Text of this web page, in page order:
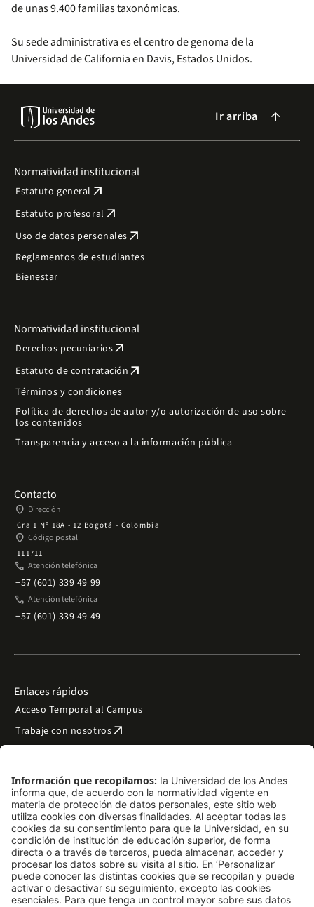
de unas 9.400 familias taxonómicas.
Su sede administrativa es el centro de genoma de la
Universidad de California en Davis, Estados Unidos.
Ir arriba arrow_forward
Normatividad institucional
Estatuto general arrow_outward
Estatuto profesoral arrow_outward
Uso de datos personales arrow_outward
Reglamentos de estudiantes
Bienestar
Normatividad institucional
Derechos pecuniariosarrow_outward
Estatuto de contratación arrow_outward
Términos y condiciones
Política de derechos de autor y/o autorización de uso sobre
los contenidos
Transparencia y acceso a la información pública
Contacto
place Dirección
Cra 1 Nº 18A - 12 Bogotá - Colombia
place Código postal
111711
phone Atención telefónica
+57 (601) 339 49 99
phone Atención telefónica
+57 (601) 339 49 49
Enlaces rápidos
Acceso Temporal al Campus
Trabaje con nosotrosarrow_outward
Preguntas frecuentes
Filantropía y donacionesarrow_outward
Mapa del sitio arrow_outward
Síguenos
LinkedIn